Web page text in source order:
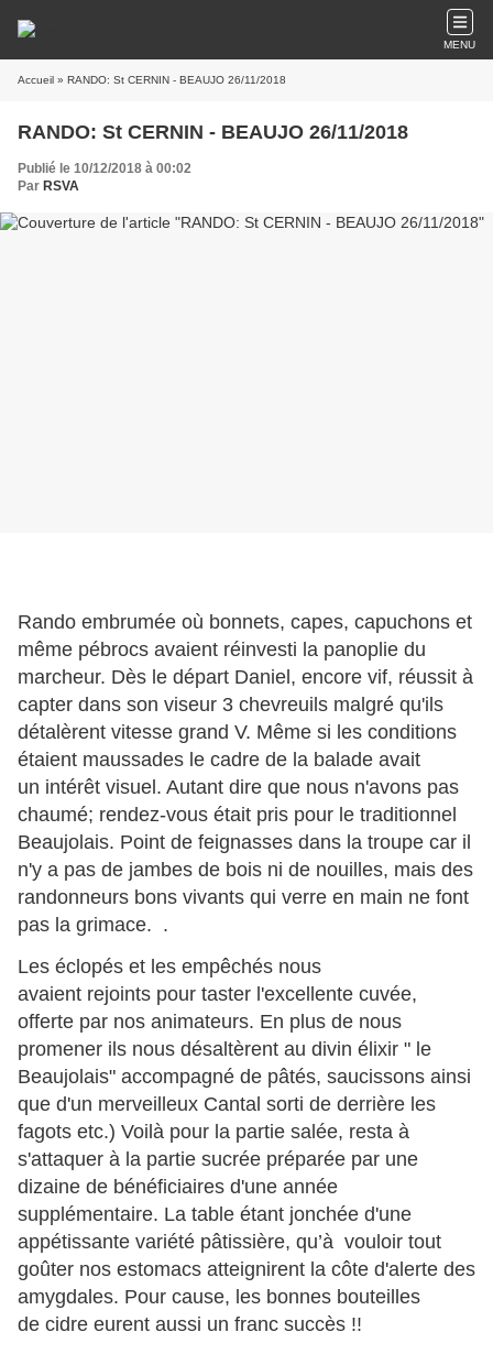
MENU
Accueil » RANDO: St CERNIN - BEAUJO 26/11/2018
RANDO: St CERNIN - BEAUJO 26/11/2018
Publié le 10/12/2018 à 00:02
Par RSVA
Rando embrumée où bonnets, capes, capuchons et
même pébrocs avaient réinvesti la panoplie du
marcheur. Dès le départ Daniel, encore vif, réussit à
capter dans son viseur 3 chevreuils malgré qu'ils
détalèrent vitesse grand V. Même si les conditions
étaient maussades le cadre de la balade avait
un intérêt visuel. Autant dire que nous n'avons pas
chaumé; rendez-vous était pris pour le traditionnel
Beaujolais. Point de feignasses dans la troupe car il
n'y a pas de jambes de bois ni de nouilles, mais des
randonneurs bons vivants qui verre en main ne font
pas la grimace. .
Les éclopés et les empêchés nous
avaient rejoints pour taster l'excellente cuvée,
offerte par nos animateurs. En plus de nous
promener ils nous désaltèrent au divin élixir " le
Beaujolais" accompagné de pâtés, saucissons ainsi
que d'un merveilleux Cantal sorti de derrière les
fagots etc.) Voilà pour la partie salée, resta à
s'attaquer à la partie sucrée préparée par une
dizaine de bénéficiaires d'une année
supplémentaire. La table étant jonchée d'une
appétissante variété pâtissière, qu’à vouloir tout
goûter nos estomacs atteignirent la côte d'alerte des
amygdales. Pour cause, les bonnes bouteilles
de cidre eurent aussi un franc succès !!